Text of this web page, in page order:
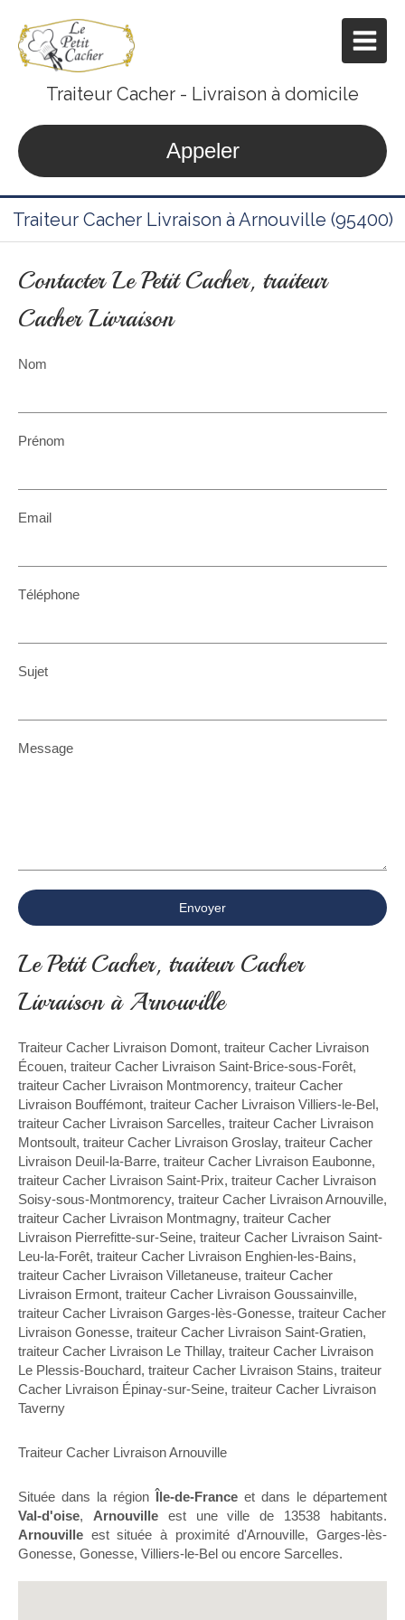
Traiteur Cacher - Livraison à domicile
Appeler
Traiteur Cacher Livraison à Arnouville (95400)
Contacter Le Petit Cacher, traiteur
Cacher Livraison
Nom
Prénom
Email
Téléphone
Sujet
Message
Envoyer
Le Petit Cacher, traiteur Cacher
Livraison à Arnouville
Traiteur Cacher Livraison Domont, traiteur Cacher Livraison
Écouen, traiteur Cacher Livraison Saint-Brice-sous-Forêt,
traiteur Cacher Livraison Montmorency, traiteur Cacher
Livraison Bouffémont, traiteur Cacher Livraison Villiers-le-Bel,
traiteur Cacher Livraison Sarcelles, traiteur Cacher Livraison
Montsoult, traiteur Cacher Livraison Groslay, traiteur Cacher
Livraison Deuil-la-Barre, traiteur Cacher Livraison Eaubonne,
traiteur Cacher Livraison Saint-Prix, traiteur Cacher Livraison
Soisy-sous-Montmorency, traiteur Cacher Livraison Arnouville,
traiteur Cacher Livraison Montmagny, traiteur Cacher
Livraison Pierrefitte-sur-Seine, traiteur Cacher Livraison Saint-
Leu-la-Forêt, traiteur Cacher Livraison Enghien-les-Bains,
traiteur Cacher Livraison Villetaneuse, traiteur Cacher
Livraison Ermont, traiteur Cacher Livraison Goussainville,
traiteur Cacher Livraison Garges-lès-Gonesse, traiteur Cacher
Livraison Gonesse, traiteur Cacher Livraison Saint-Gratien,
traiteur Cacher Livraison Le Thillay, traiteur Cacher Livraison
Le Plessis-Bouchard, traiteur Cacher Livraison Stains, traiteur
Cacher Livraison Épinay-sur-Seine, traiteur Cacher Livraison
Taverny
Traiteur Cacher Livraison Arnouville
Située dans la région Île-de-France et dans le département
Val-d'oise, Arnouvilleest une ville de 13538 habitants.
Arnouville est située à proximité d'Arnouville, Garges-lès-
Gonesse, Gonesse, Villiers-le-Bel ou encore Sarcelles.